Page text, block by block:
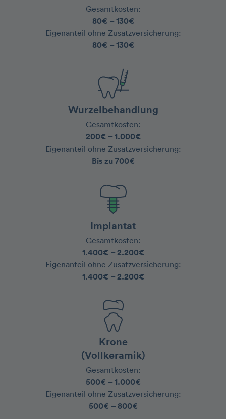
Gesamtkosten:
80€ – 130€
‍Eigenanteil ohne Zusatzversicherung:
80€ – 130€
Wurzelbehandlung
Gesamtkosten:
200€ – 1.000€
‍Eigenanteil ohne Zusatzversicherung:
Bis zu 700€
Implantat
Gesamtkosten:
1.400€ – 2.200€
‍Eigenanteil ohne Zusatzversicherung:
1.400€ – 2.200€
Krone
(Vollkeramik)
Gesamtkosten:
500€ – 1.000€
‍Eigenanteil ohne Zusatzversicherung:
500€ – 800€